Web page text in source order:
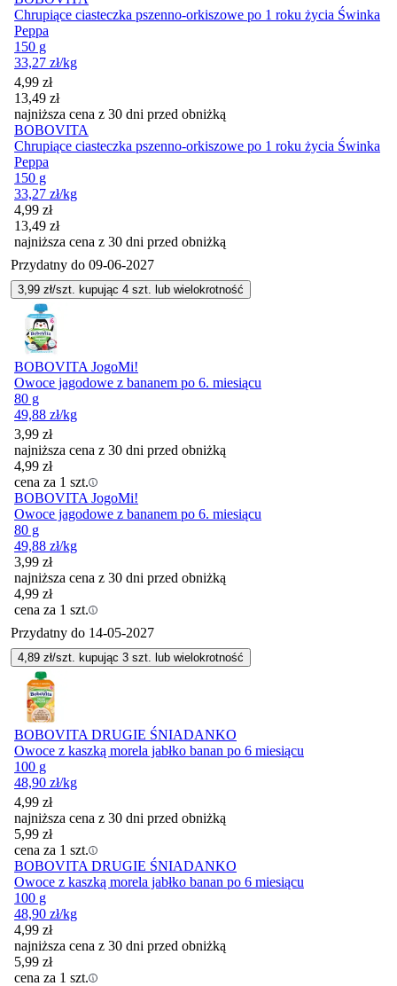
Chrupiące ciasteczka pszenno-orkiszowe po 1 roku życia Świnka
Peppa
150 g
33,27 zł/kg
Cena promocyjna
4,99 zł
13,49 zł
najniższa cena z 30 dni przed obniżką
BOBOVITA
Chrupiące ciasteczka pszenno-orkiszowe po 1 roku życia Świnka
Peppa
150 g
33,27 zł/kg
Cena promocyjna
4,99 zł
13,49 zł
najniższa cena z 30 dni przed obniżką
Przydatny do 09-06-2027
3,99 zł/szt. kupując 4 szt. lub wielokrotność
BOBOVITA JogoMi!
Owoce jagodowe z bananem po 6. miesiącu
80 g
49,88 zł/kg
3,99 zł
najniższa cena z 30 dni przed obniżką
4,99 zł
cena za 1 szt.
BOBOVITA JogoMi!
Owoce jagodowe z bananem po 6. miesiącu
80 g
49,88 zł/kg
3,99 zł
najniższa cena z 30 dni przed obniżką
4,99 zł
cena za 1 szt.
Przydatny do 14-05-2027
4,89 zł/szt. kupując 3 szt. lub wielokrotność
BOBOVITA DRUGIE ŚNIADANKO
Owoce z kaszką morela jabłko banan po 6 miesiącu
100 g
48,90 zł/kg
4,99 zł
najniższa cena z 30 dni przed obniżką
5,99 zł
cena za 1 szt.
BOBOVITA DRUGIE ŚNIADANKO
Owoce z kaszką morela jabłko banan po 6 miesiącu
100 g
48,90 zł/kg
4,99 zł
najniższa cena z 30 dni przed obniżką
5,99 zł
cena za 1 szt.